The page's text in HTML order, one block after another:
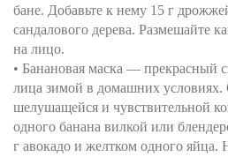
бане. Добавьте к нему 15 г
сандалового дерева. Размешайте
на лицо.
• Банановая маска — прекрасный
лица зимой в домашних условиях.
шелушащейся и чувствительной
одного банана вилкой или
г авокадо и желтком одного яйца.